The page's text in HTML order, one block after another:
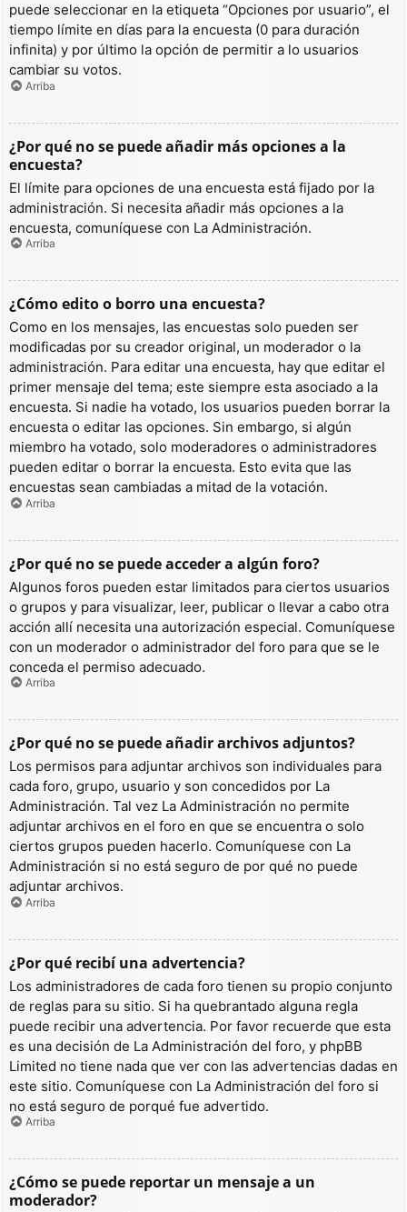
puede seleccionar en la etiqueta “Opciones por usuario”, el
tiempo límite en días para la encuesta (0 para duración
infinita) y por último la opción de permitir a lo usuarios
cambiar su votos.
Arriba
¿Por qué no se puede añadir más opciones a la
encuesta?
El límite para opciones de una encuesta está fijado por la
administración. Si necesita añadir más opciones a la
encuesta, comuníquese con La Administración.
Arriba
¿Cómo edito o borro una encuesta?
Como en los mensajes, las encuestas solo pueden ser
modificadas por su creador original, un moderador o la
administración. Para editar una encuesta, hay que editar el
primer mensaje del tema; este siempre esta asociado a la
encuesta. Si nadie ha votado, los usuarios pueden borrar la
encuesta o editar las opciones. Sin embargo, si algún
miembro ha votado, solo moderadores o administradores
pueden editar o borrar la encuesta. Esto evita que las
encuestas sean cambiadas a mitad de la votación.
Arriba
¿Por qué no se puede acceder a algún foro?
Algunos foros pueden estar limitados para ciertos usuarios
o grupos y para visualizar, leer, publicar o llevar a cabo otra
acción allí necesita una autorización especial. Comuníquese
con un moderador o administrador del foro para que se le
conceda el permiso adecuado.
Arriba
¿Por qué no se puede añadir archivos adjuntos?
Los permisos para adjuntar archivos son individuales para
cada foro, grupo, usuario y son concedidos por La
Administración. Tal vez La Administración no permite
adjuntar archivos en el foro en que se encuentra o solo
ciertos grupos pueden hacerlo. Comuníquese con La
Administración si no está seguro de por qué no puede
adjuntar archivos.
Arriba
¿Por qué recibí una advertencia?
Los administradores de cada foro tienen su propio conjunto
de reglas para su sitio. Si ha quebrantado alguna regla
puede recibir una advertencia. Por favor recuerde que esta
es una decisión de La Administración del foro, y phpBB
Limited no tiene nada que ver con las advertencias dadas en
este sitio. Comuníquese con La Administración del foro si
no está seguro de porqué fue advertido.
Arriba
¿Cómo se puede reportar un mensaje a un
moderador?